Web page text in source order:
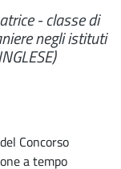
- classe di
negli istituti
Concorso
a tempo